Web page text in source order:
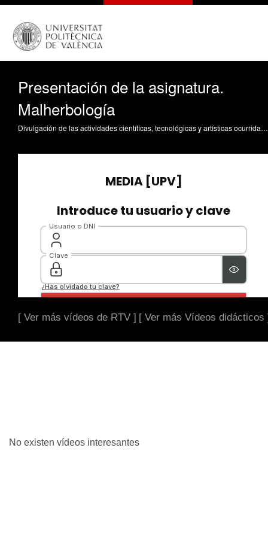
Presentación de la asignatura.
Malherbología
Divulgación de las actividades científicas, tecnológicas y artísticas ocurridas en los tres campus de la UPV
[ Ver más vídeos de RTV ] [ Ver más Vídeos didácticos
No existen vídeos interesantes